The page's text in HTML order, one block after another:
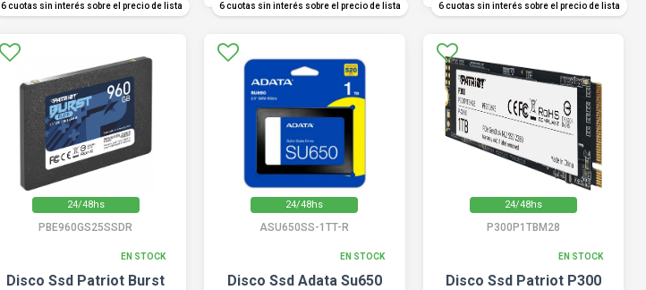
6 cuotas sin interés sobre el precio de lista 6 cuotas sin interés sobre el precio de lista 6 cuotas sin interés sobre el precio de lista
24/48hs
PBE960GS25SSDR
EN STOCK
Disco Ssd Patriot Burst
24/48hs
ASU650SS-1TT-R
EN STOCK
Disco Ssd Adata Su650
24/48hs
P300P1TBM28
EN STOCK
Disco Ssd Patriot P300